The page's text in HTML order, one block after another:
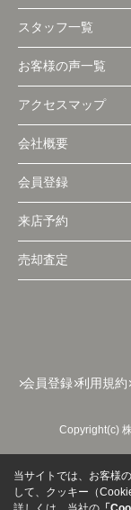
スタッフ一覧
お客様の声一覧
アクセスマップ
会社概要
会員登録
来店予約
売却査定
会員登録 利用規約
Copyright(c)
当サイトでは、お客様
して、クッキー（